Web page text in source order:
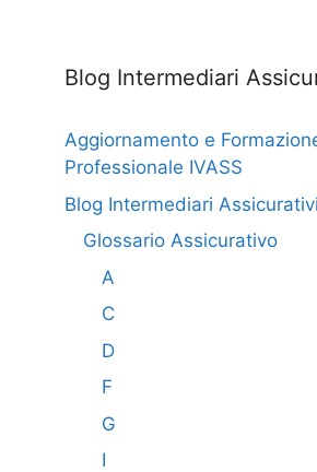
Blog Intermediari
Aggiornamento e
Professionale IVASS
Blog Intermediari Assicurativi
Glossario Assicurativo
A
C
D
F
G
I